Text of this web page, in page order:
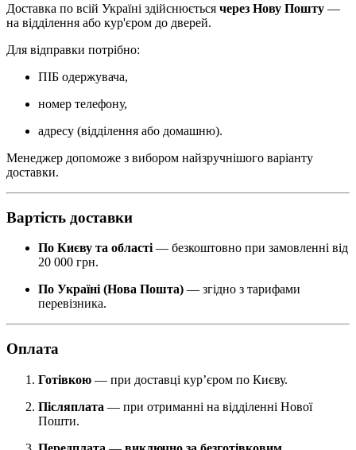
Доставка по всій Україні здійснюється через Нову Пошту —
на відділення або кур'єром до дверей.
Для відправки потрібно:
ПІБ одержувача,
номер телефону,
адресу (відділення або домашню).
Менеджер допоможе з вибором найзручнішого варіанту
доставки.
Вартість доставки
По Києву та області — безкоштовно при замовленні від
20 000 грн.
По Україні (Нова Пошта) — згідно з тарифами
перевізника.
Оплата
Готівкою — при доставці кур’єром по Києву.
Післяплата — при отриманні на відділенні Нової
Пошти.